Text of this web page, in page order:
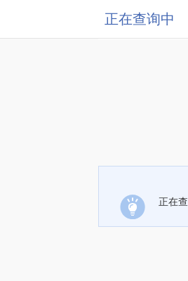
正在查询中
正在